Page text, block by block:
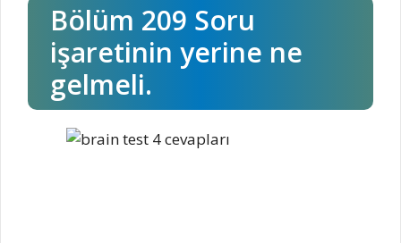
Bölüm 209 Soru
işaretinin yerine ne
gelmeli.